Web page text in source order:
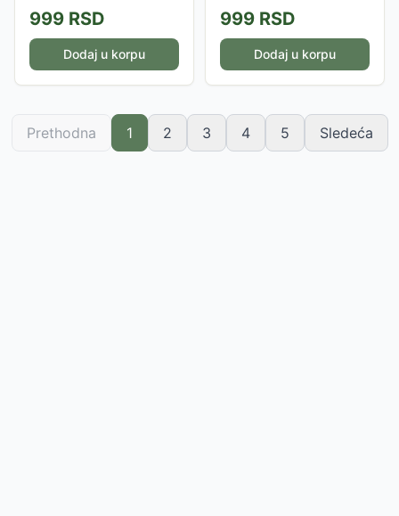
999 RSD
Dodaj u korpu
999 RSD
Dodaj u korpu
Prethodna 1 2 3 4 5 Sledeća